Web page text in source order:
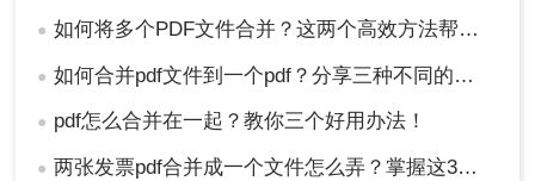
● 如何将多个PDF文件合并？这两个高效方法帮你解决！
● 如何合并pdf文件到一个pdf？分享三种不同的方法来帮助您轻松合并！
● pdf怎么合并在一起？教你三个好用办法！
● 两张发票pdf合并成一个文件怎么弄？掌握这3种方法轻松合并！